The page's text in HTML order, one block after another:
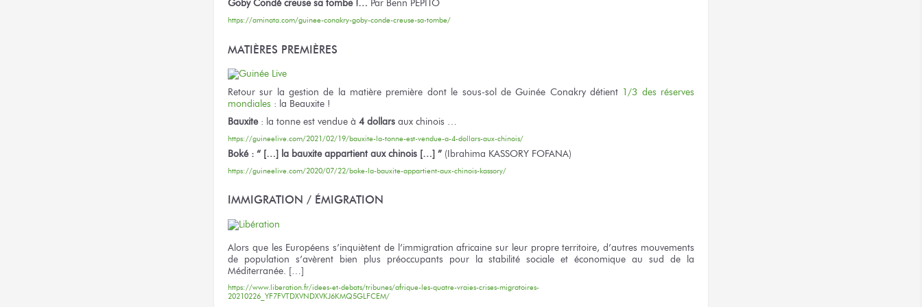
Goby Condé creuse sa tombe !… Par Benn PEPITO
https://aminata.com/guinee-conakry-goby-conde-creuse-sa-tombe/
MATIÈRES PREMIÈRES
Retour sur la gestion de la matière première dont le sous-sol de Guinée Conakry détient 1/3 des réserves
mondiales : la Beauxite !
Bauxite: la tonne est vendue à 4 dollars aux chinois …
https://guineelive.com/2021/02/19/bauxite-la-tonne-est-vendue-a-4-dollars-aux-chinois/
Boké : “ […] la bauxite appartient aux chinois […] ” (Ibrahima KASSORY FOFANA)
https://guineelive.com/2020/07/22/boke-la-bauxite-appartient-aux-chinois-kassory/
IMMIGRATION / ÉMIGRATION
Alors que les Européens s’inquiètent de l’immigration africaine sur leur propre territoire, d’autres mouvements
de population s’avèrent bien plus préoccupants pour la stabilité sociale et économique au sud de la
Méditerranée. […]
https://www.liberation.fr/idees-et-debats/tribunes/afrique-les-quatre-vraies-crises-migratoires-
20210226_YF7FVTDXVNDXVKJ6KMQ5GLFCEM/